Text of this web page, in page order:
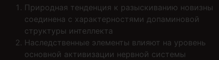
Природная тенденция к разыскиванию новизны
соединена с характерностями допаминовой
структуры интеллекта
Наследственные элементы влияют на уровень
основной активизации нервной системы